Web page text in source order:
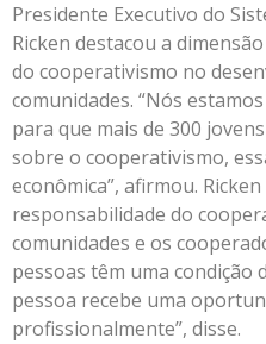
Presidente Executivo do
Ricken destacou a
do cooperativismo no
comunidades. “Nós
para que mais de 300
sobre o cooperativismo,
econômica”, afirmou.
responsabilidade do
comunidades e os
pessoas têm uma condição
pessoa recebe uma
profissionalmente”, disse.